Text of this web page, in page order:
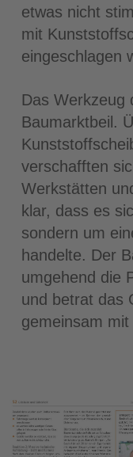
etwas nicht
mit
eingeschlagen
Das Werkzeug
Baumarktbeil.
verschafften
Werkstätten
klar, dass es
sondern um
handelte. Der
umgehend die
und betrat das
gemeinsam